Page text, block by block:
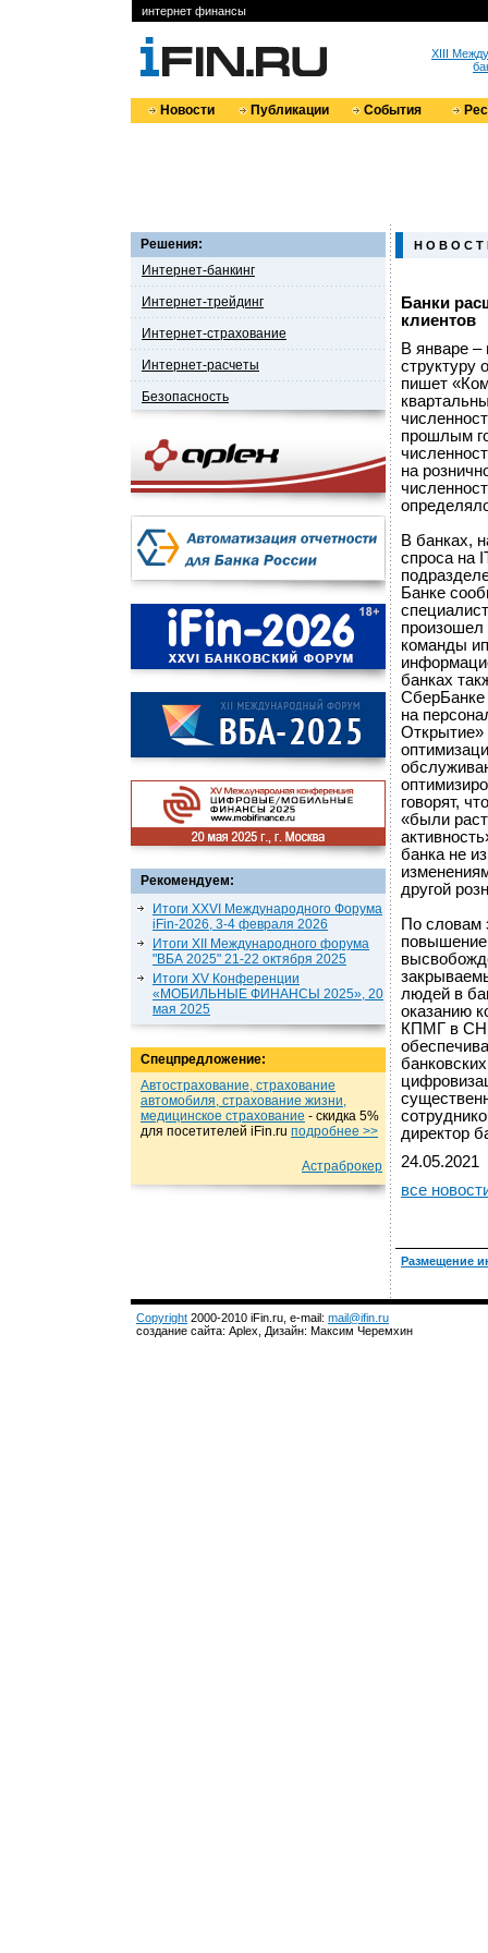
интернет финансы
XIII
Новости Публикации События
Решения:
Интернет-банкинг
Интернет-трейдинг
Интернет-страхование
Интернет-расчеты
Безопасность
Рекомендуем:
Итоги XXVI Международного Форума
iFin-2026, 3-4 февраля 2026
Итоги XII Международного форума
"ВБА 2025" 21-22 октября 2025
Итоги XV Конференции
«МОБИЛЬНЫЕ ФИНАНСЫ 2025», 20
мая 2025
Спецпредложение:
Автострахование, страхование
автомобиля, страхование жизни,
медицинское страхование - cкидка 5%
для посетителей iFin.ru подробнеe >>
Астраброкер
Н О В О С Т
Банки
клиентов
В январе –
структуру
пишет
прошлым
на
В банках,
спроса на
Банке
произошел
команды
банках
СберБанке
на
Открытие»
говорят,
«были
банка не
другой
По словам
людей в
оказанию
КПМГ в
директор
24.05.2021
все
Размещение
Copyright 2000-2010 iFin.ru, e-mail: mail@ifin.ru
создание сайта: Aplex, Дизайн: Максим Черемхин